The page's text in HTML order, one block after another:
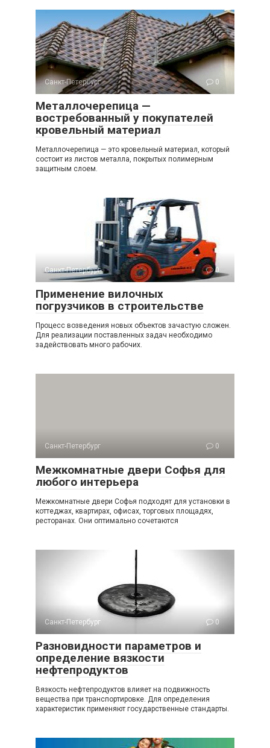
Санкт-Петербург 0
Металлочерепица —
востребованный у покупателей
кровельный материал
Металлочерепица — это кровельный материал, который
состоит из листов металла, покрытых полимерным
защитным слоем.
Санкт-Петербург 0
Применение вилочных
погрузчиков в строительстве
Процесс возведения новых объектов зачастую сложен.
Для реализации поставленных задач необходимо
задействовать много рабочих.
Санкт-Петербург 0
Межкомнатные двери Софья для
любого интерьера
Межкомнатные двери Софья подходят для установки в
коттеджах, квартирах, офисах, торговых площадях,
ресторанах. Они оптимально сочетаются
Санкт-Петербург 0
Разновидности параметров и
определение вязкости
нефтепродуктов
Вязкость нефтепродуктов влияет на подвижность
вещества при транспортировке. Для определения
характеристик применяют государственные стандарты.